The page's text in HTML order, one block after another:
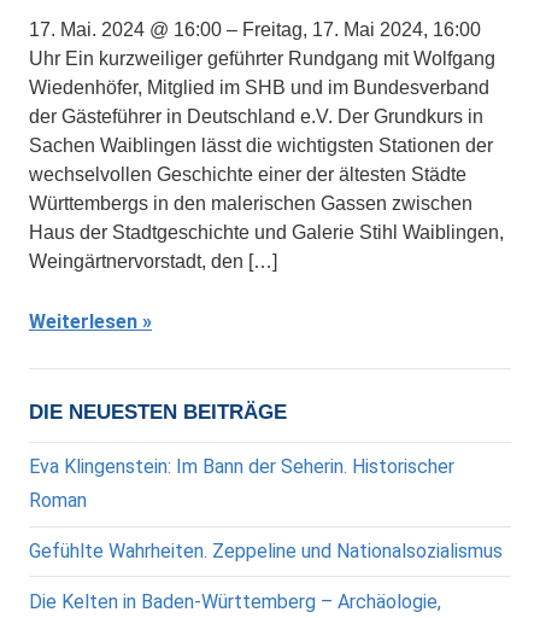
17. Mai. 2024 @ 16:00 – Freitag, 17. Mai 2024, 16:00
Uhr Ein kurzweiliger geführter Rundgang mit Wolfgang
Wiedenhöfer, Mitglied im SHB und im Bundesverband
der Gästeführer in Deutschland e.V. Der Grundkurs in
Sachen Waiblingen lässt die wichtigsten Stationen der
wechselvollen Geschichte einer der ältesten Städte
Württembergs in den malerischen Gassen zwischen
Haus der Stadtgeschichte und Galerie Stihl Waiblingen,
Weingärtnervorstadt, den […]
Weiterlesen
DIE NEUESTEN BEITRÄGE
Eva Klingenstein: Im Bann der Seherin. Historischer
Roman
Gefühlte Wahrheiten. Zeppeline und Nationalsozialismus
Die Kelten in Baden-Württemberg – Archäologie,